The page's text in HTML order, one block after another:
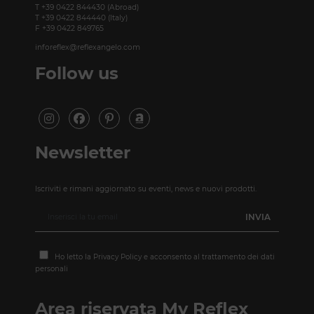
T +39 0422 844430 (Abroad)
T +39 0422 844440 (Italy)
F +39 0422 849765
inforeflex@reflexangelo.com
Follow us
Newsletter
Iscriviti e rimani aggiornato su eventi, news e nuovi prodotti.
Ho letto la Privacy Policy e acconsento al trattamento dei dati
personali
Area riservata My Reflex